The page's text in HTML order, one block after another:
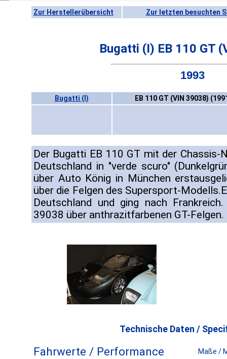
Zur Herstellerübersicht Zur letzten besuchten
Bugatti (I) EB 110 GT
1993
Bugatti (I) EB 110 GT (VIN 39038)
Der Bugatti EB 110 GT mit der Chassis-
Deutschland in "verde scuro"
über Auto König in München
über die Felgen des Supersport-
Deutschland und ging nach
39038 über anthrazitfarbenen GT-Felgen.
Technische Daten /
Fahrwerte / Performance Maße /